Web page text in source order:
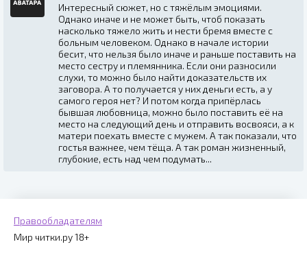
Интересный сюжет, но с тяжёлым эмоциями.
Однако иначе и не может быть, чтоб показать
насколько тяжело жить и нести бремя вместе с
больным человеком. Однако в начале истории
бесит, что нельзя было иначе и раньше поставить на
место сестру и племянника. Если они разносили
слухи, то можно было найти доказательств их
заговора. А то получается у них деньги есть, а у
самого героя нет? И потом когда припёрлась
бывшая любовница, можно было поставить её на
место на следующий день и отправить восвояси, а к
матери поехать вместе с мужем. А так показали, что
гостья важнее, чем тёща. А так роман жизненный,
глубокие, есть над чем подумать...
Правообладателям
Мир читки.ру 18+